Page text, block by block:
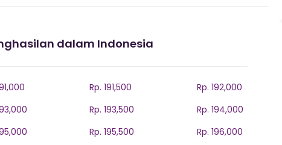
dalam Indonesia
Rp. 191,500
Rp. 192,000
Rp. 193,500
Rp. 194,000
Rp. 195,500
Rp. 196,000